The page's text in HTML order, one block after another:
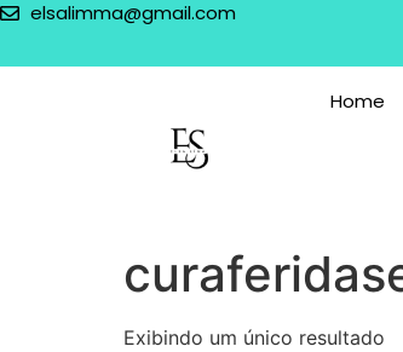
elsalimma@gmail.com
Home
Exibindo um único resultado